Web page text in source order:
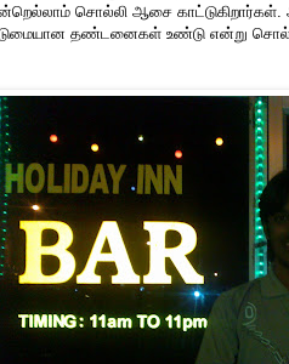
சொல்லி ஆசை காட்டுகிறார்கள்.
தண்டனைகள் உண்டு என்று